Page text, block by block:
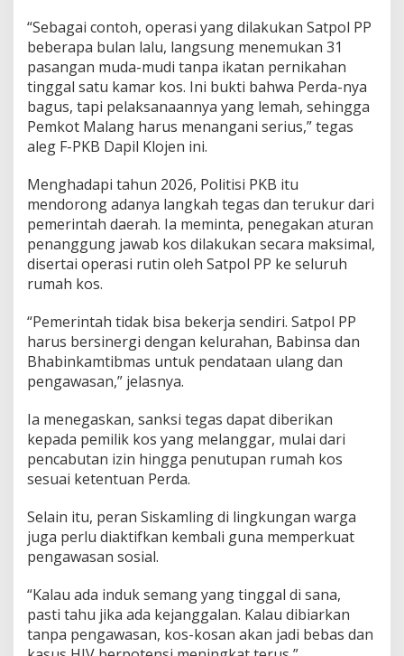
“Sebagai contoh, operasi yang dilakukan Satpol PP
beberapa bulan lalu, langsung menemukan 31
pasangan muda-mudi tanpa ikatan pernikahan
tinggal satu kamar kos. Ini bukti bahwa Perda-nya
bagus, tapi pelaksanaannya yang lemah, sehingga
Pemkot Malang harus menangani serius,” tegas
aleg F-PKB Dapil Klojen ini.
Menghadapi tahun 2026, Politisi PKB itu
mendorong adanya langkah tegas dan terukur dari
pemerintah daerah. Ia meminta, penegakan aturan
penanggung jawab kos dilakukan secara maksimal,
disertai operasi rutin oleh Satpol PP ke seluruh
rumah kos.
“Pemerintah tidak bisa bekerja sendiri. Satpol PP
harus bersinergi dengan kelurahan, Babinsa dan
Bhabinkamtibmas untuk pendataan ulang dan
pengawasan,” jelasnya.
Ia menegaskan, sanksi tegas dapat diberikan
kepada pemilik kos yang melanggar, mulai dari
pencabutan izin hingga penutupan rumah kos
sesuai ketentuan Perda.
Selain itu, peran Siskamling di lingkungan warga
juga perlu diaktifkan kembali guna memperkuat
pengawasan sosial.
“Kalau ada induk semang yang tinggal di sana,
pasti tahu jika ada kejanggalan. Kalau dibiarkan
tanpa pengawasan, kos-kosan akan jadi bebas dan